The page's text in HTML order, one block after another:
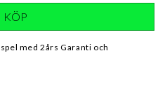
KÖP
med 2års Garanti och